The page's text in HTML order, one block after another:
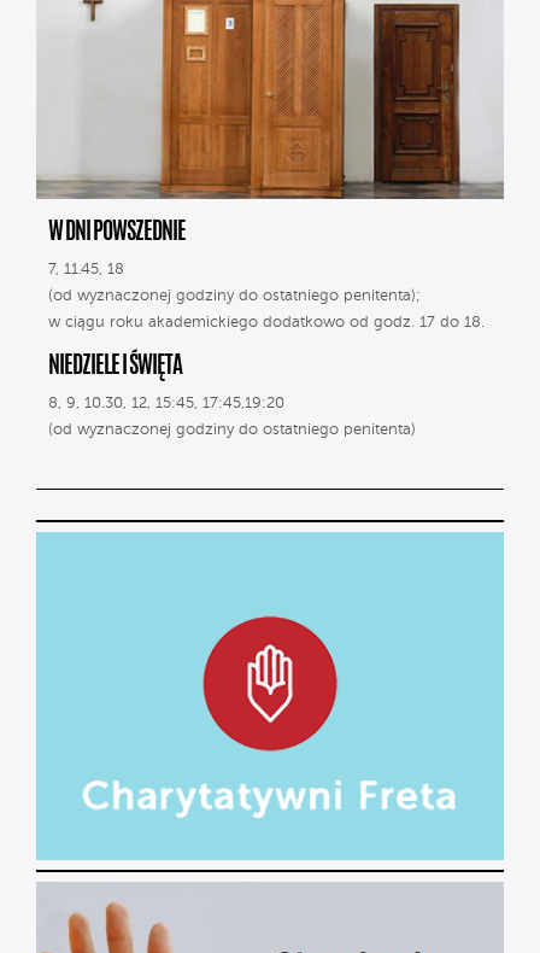
W DNI POWSZEDNIE
7, 11.45, 18
(od wyznaczonej godziny do ostatniego penitenta);
w ciągu roku akademickiego dodatkowo od godz. 17 do 18.
NIEDZIELE I ŚWIĘTA
8, 9, 10.30, 12, 15:45, 17:45,19:20
(od wyznaczonej godziny do ostatniego penitenta)